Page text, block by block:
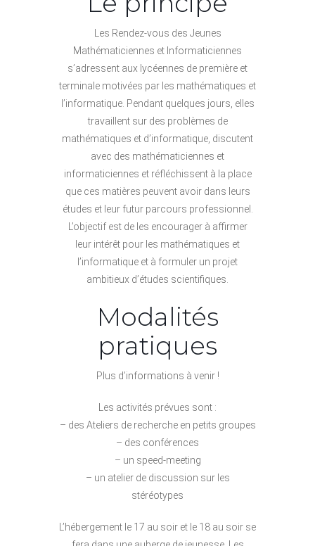
Les Rendez-vous des Jeunes
Mathématiciennes et Informaticiennes
s’adressent aux lycéennes de première et
terminale motivées par les mathématiques et
l’informatique. Pendant quelques jours, elles
travaillent sur des problèmes de
mathématiques et d’informatique, discutent
avec des mathématiciennes et
informaticiennes et réfléchissent à la place
que ces matières peuvent avoir dans leurs
études et leur futur parcours professionnel.
L’objectif est de les encourager à affirmer
leur intérêt pour les mathématiques et
l’informatique et à formuler un projet
ambitieux d’études scientifiques.
Modalités
pratiques
Plus d’informations à venir !
Les activités prévues sont :
– des Ateliers de recherche en petits groupes
– des conférences
– un speed-meeting
– un atelier de discussion sur les
stéréotypes
L’hébergement le 17 au soir et le 18 au soir se